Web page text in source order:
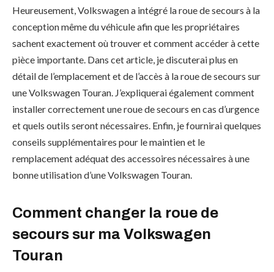
Heureusement, Volkswagen a intégré la roue de secours à la
conception même du véhicule afin que les propriétaires
sachent exactement où trouver et comment accéder à cette
pièce importante. Dans cet article, je discuterai plus en
détail de l’emplacement et de l’accès à la roue de secours sur
une Volkswagen Touran. J’expliquerai également comment
installer correctement une roue de secours en cas d’urgence
et quels outils seront nécessaires. Enfin, je fournirai quelques
conseils supplémentaires pour le maintien et le
remplacement adéquat des accessoires nécessaires à une
bonne utilisation d’une Volkswagen Touran.
Comment changer la roue de
secours sur ma Volkswagen
Touran